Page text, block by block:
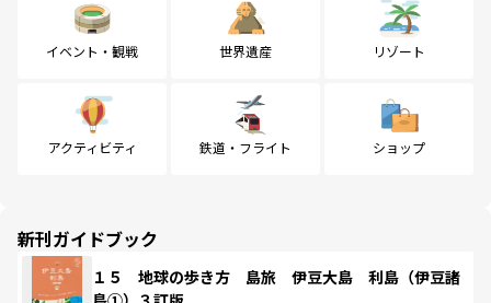
イベント・観戦 世界遺産 リゾート
アクティビティ 鉄道・フライト ショップ
新刊ガイドブック
１５ 地球の歩き方 島旅 伊豆大島 利島（伊豆諸